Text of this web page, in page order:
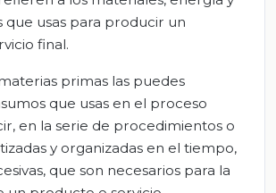
que usas para producir un
final.
primas las puedes
que usas en el proceso
en la serie de procedimientos o
y organizadas en el tiempo,
que son necesarios para la